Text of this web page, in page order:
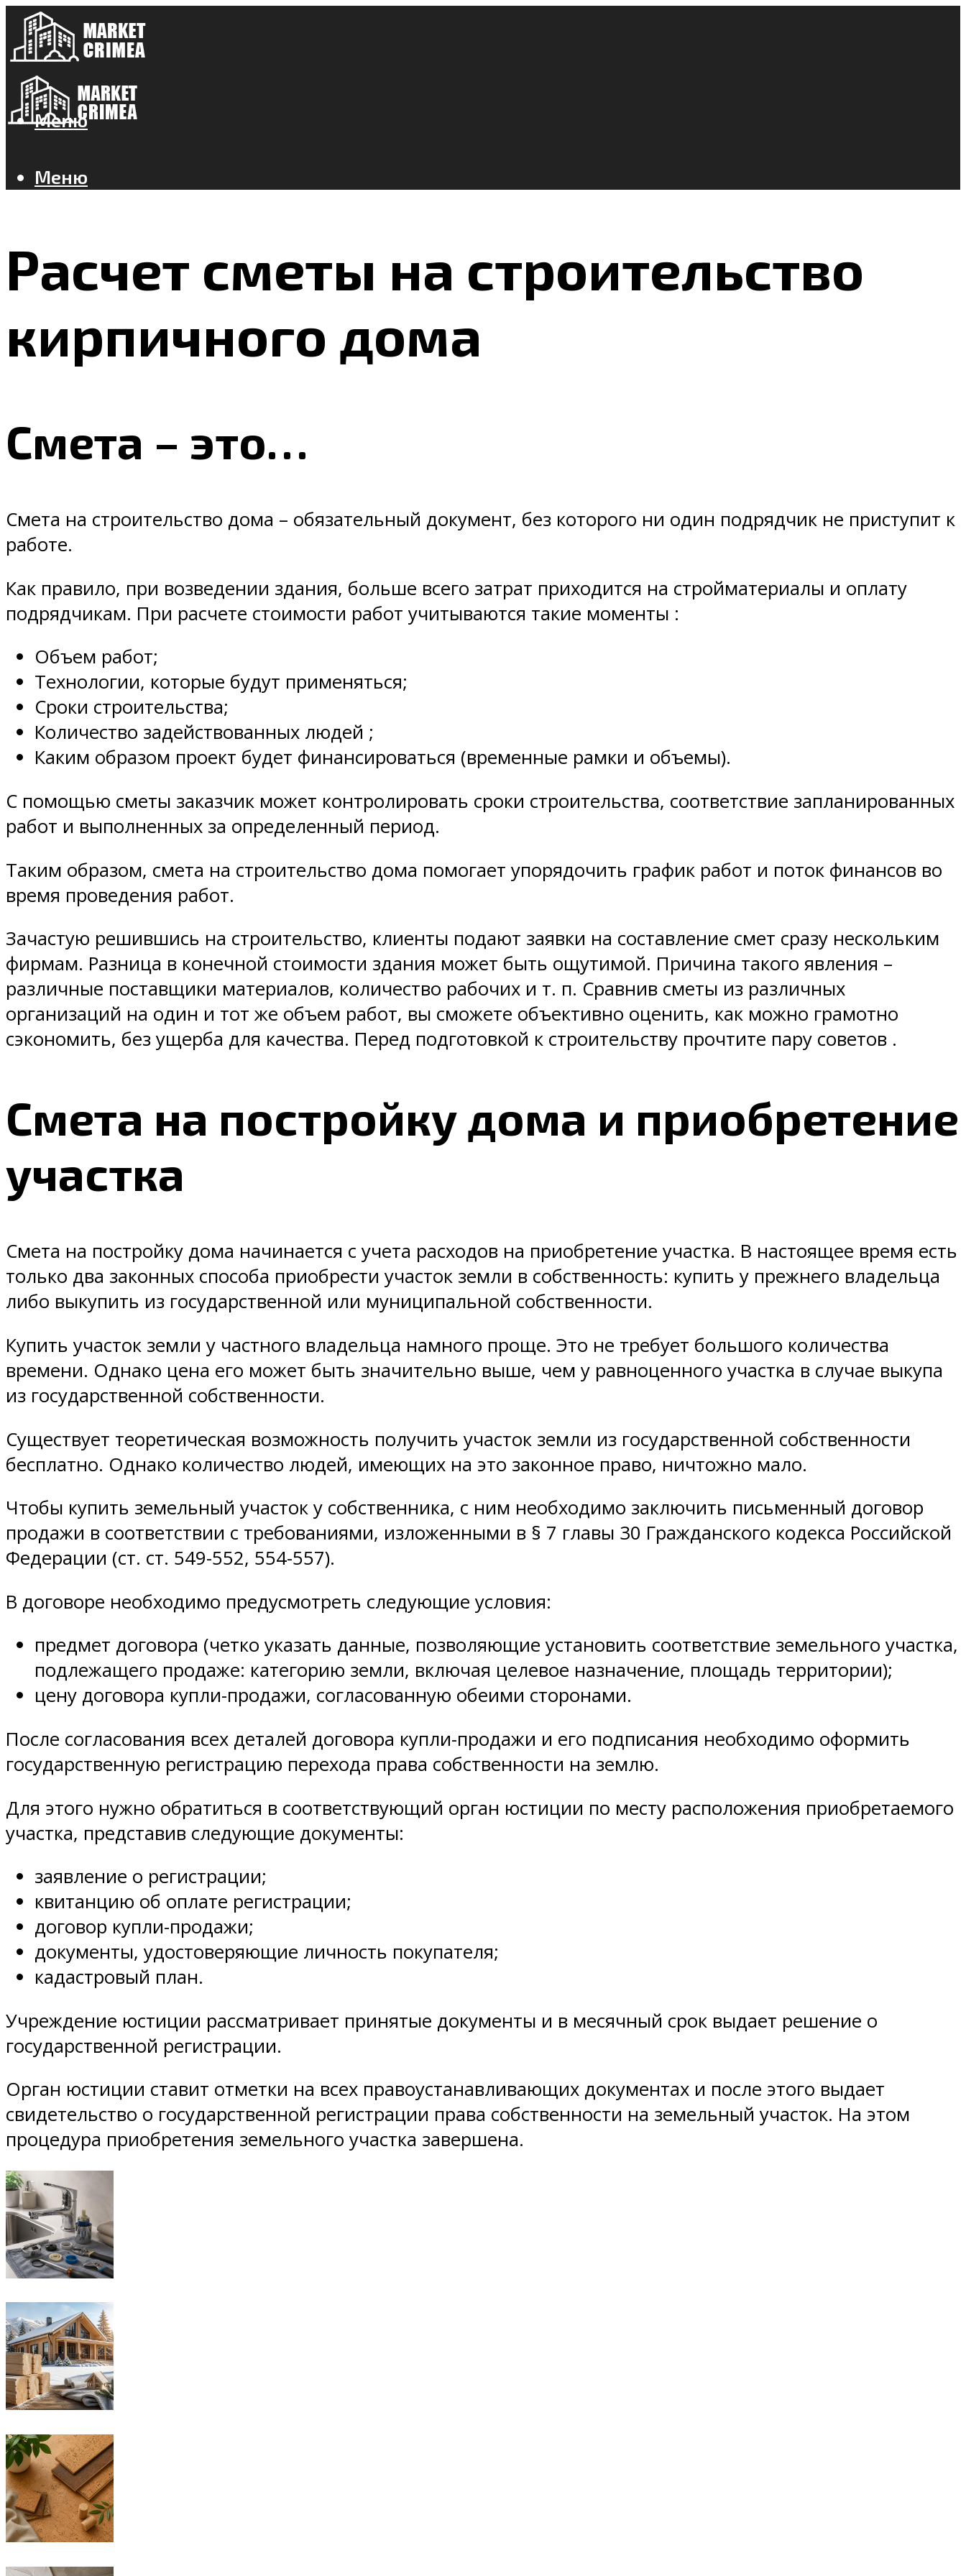
Меню
Меню
Расчет сметы на строительство
кирпичного дома
Смета – это…
Смета на строительство дома – обязательный документ, без которого ни один подрядчик не приступит к
работе.
Как правило, при возведении здания, больше всего затрат приходится на стройматериалы и оплату
подрядчикам. При расчете стоимости работ учитываются такие моменты :
Объем работ;
Технологии, которые будут применяться;
Сроки строительства;
Количество задействованных людей ;
Каким образом проект будет финансироваться (временные рамки и объемы).
С помощью сметы заказчик может контролировать сроки строительства, соответствие запланированных
работ и выполненных за определенный период.
Таким образом, смета на строительство дома помогает упорядочить график работ и поток финансов во
время проведения работ.
Зачастую решившись на строительство, клиенты подают заявки на составление смет сразу нескольким
фирмам. Разница в конечной стоимости здания может быть ощутимой. Причина такого явления –
различные поставщики материалов, количество рабочих и т. п. Сравнив сметы из различных
организаций на один и тот же объем работ, вы сможете объективно оценить, как можно грамотно
сэкономить, без ущерба для качества. Перед подготовкой к строительству прочтите пару советов .
Смета на постройку дома и приобретение
участка
Смета на постройку дома начинается с учета расходов на приобретение участка. В настоящее время есть
только два законных способа приобрести участок земли в собственность: купить у прежнего владельца
либо выкупить из государственной или муниципальной собственности.
Купить участок земли у частного владельца намного проще. Это не требует большого количества
времени. Однако цена его может быть значительно выше, чем у равноценного участка в случае выкупа
из государственной собственности.
Существует теоретическая возможность получить участок земли из государственной собственности
бесплатно. Однако количество людей, имеющих на это законное право, ничтожно мало.
Чтобы купить земельный участок у собственника, с ним необходимо заключить письменный договор
продажи в соответствии с требованиями, изложенными в § 7 главы 30 Гражданского кодекса Российской
Федерации (ст. ст. 549-552, 554-557).
В договоре необходимо предусмотреть следующие условия:
предмет договора (четко указать данные, позволяющие установить соответствие земельного участка,
подлежащего продаже: категорию земли, включая целевое назначение, площадь территории);
цену договора купли-продажи, согласованную обеими сторонами.
После согласования всех деталей договора купли-продажи и его подписания необходимо оформить
государственную регистрацию перехода права собственности на землю.
Для этого нужно обратиться в соответствующий орган юстиции по месту расположения приобретаемого
участка, представив следующие документы:
заявление о регистрации;
квитанцию об оплате регистрации;
договор купли-продажи;
документы, удостоверяющие личность покупателя;
кадастровый план.
Учреждение юстиции рассматривает принятые документы и в месячный срок выдает решение о
государственной регистрации.
Орган юстиции ставит отметки на всех правоустанавливающих документах и после этого выдает
свидетельство о государственной регистрации права собственности на земельный участок. На этом
процедура приобретения земельного участка завершена.